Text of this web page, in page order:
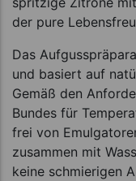
der pure
Das
und basiert auf
Gemäß den
Bundes für
frei von
zusammen mit
keine schmierigen